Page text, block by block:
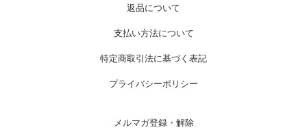
返品について
支払い方法について
特定商取引法に基づく表記
プライバシーポリシー
メルマガ登録・解除